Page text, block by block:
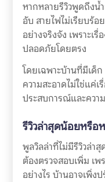
หากหลายรีวิวพูดถึงน้
อับ สายไฟไม่เรียบร้
อย่างจริงจัง เพราะเ
ปลอดภัยโดยตรง
โดยเฉพาะบ้านที่มีเด็
ความสะอาดไม่ใช่แค่
ประสบการณ์และคว
รีวิวล่าสุดน้อยหรือ
พูลวิลล่าที่ไม่มีรีวิวล่าสุ
ต้องตรวจสอบเพิ่ม เ
อย่างไร บ้านอาจเพิ่ง